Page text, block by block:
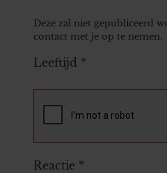
Deze zal niet gepubliceerd
contact met je op te nemen.
Leeftijd *
Reactie *